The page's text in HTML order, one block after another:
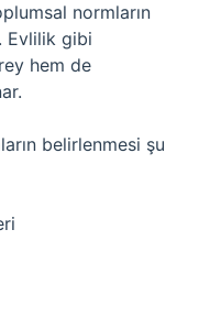
normların
Evlilik gibi
hem de
belirlenmesi şu